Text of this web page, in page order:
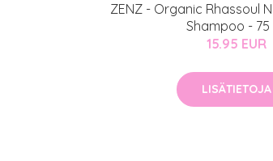
ZENZ - Organic Rhassoul
Shampoo - 75
15.95 EUR
LISÄTIETOJA